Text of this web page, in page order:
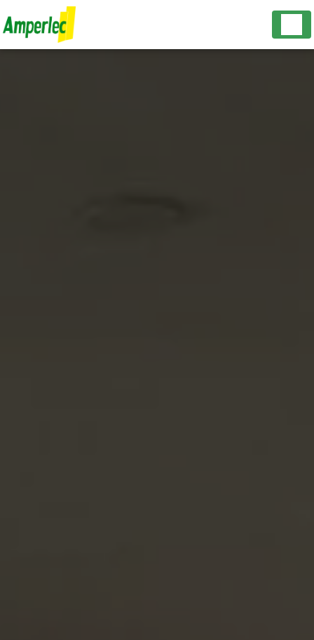
Panneau de gestion des cookies